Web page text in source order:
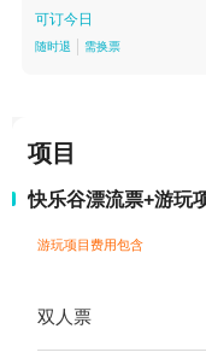
可订今日
随时退 需换票
项目
快乐谷漂流票+游玩
游玩项目费用包含
双人票